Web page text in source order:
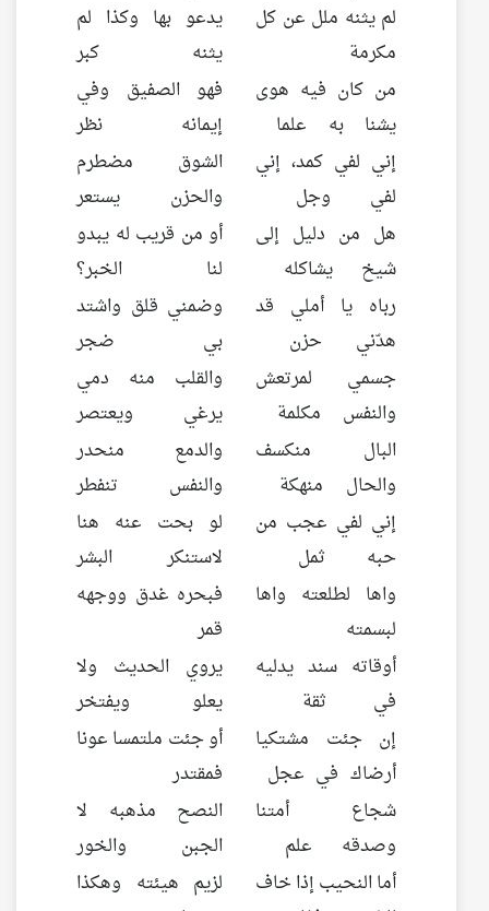
لم يثنه ملل عن كل
مكرمة
يدعو بها وكذا لم
يثنه كبر
من كان فيه هوى
يشنا به علما
فهو الصفيق وفي
إيمانه نظر
إني لفي كمد، إني
لفي وجل
الشوق مضطرم
والحزن يستعر
هل من دليل إلى
شيخ يشاكله
أو من قريب له يبدو
لنا الخبر؟
رباه يا أملي قد
هدّني حزن
وضمني قلق واشتد
بي ضجر
جسمي لمرتعش
والنفس مكلمة
والقلب منه دمي
يرغي ويعتصر
البال منكسف
والحال منهكة
والدمع منحدر
والنفس تنفطر
إني لفي عجب من
حبه ثمل
لو بحت عنه هنا
لاستنكر البشر
واها لطلعته واها
لبسمته
فبحره غدق ووجهه
قمر
أوقاته سند يدليه
في ثقة
يروي الحديث ولا
يعلو ويفتخر
إن جئت مشتكيا
أرضاك في عجل
أو جئت ملتمسا عونا
فمقتدر
شجاع أمتنا
وصدقه علم
النصح مذهبه لا
الجبن والخور
أما النحيب إذا خاف
لزيم هيئته وهكذا